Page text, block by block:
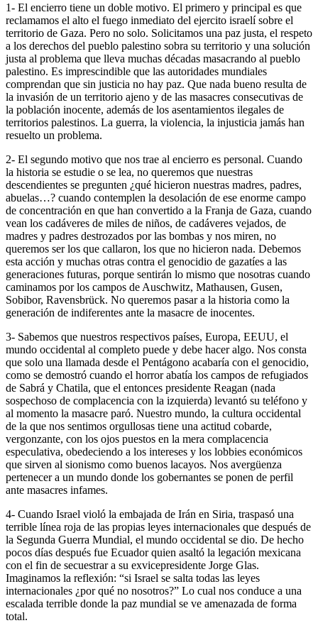
1- El encierro tiene un doble motivo. El primero y principal es que
reclamamos el alto el fuego inmediato del ejercito israelí sobre el
territorio de Gaza. Pero no solo. Solicitamos una paz justa, el respeto
a los derechos del pueblo palestino sobra su territorio y una solución
justa al problema que lleva muchas décadas masacrando al pueblo
palestino. Es imprescindible que las autoridades mundiales
comprendan que sin justicia no hay paz. Que nada bueno resulta de
la invasión de un territorio ajeno y de las masacres consecutivas de
la población inocente, además de los asentamientos ilegales de
territorios palestinos. La guerra, la violencia, la injusticia jamás han
resuelto un problema.
2- El segundo motivo que nos trae al encierro es personal. Cuando
la historia se estudie o se lea, no queremos que nuestras
descendientes se pregunten ¿qué hicieron nuestras madres, padres,
abuelas…? cuando contemplen la desolación de ese enorme campo
de concentración en que han convertido a la Franja de Gaza, cuando
vean los cadáveres de miles de niños, de cadáveres vejados, de
madres y padres destrozados por las bombas y nos miren, no
queremos ser los que callaron, los que no hicieron nada. Debemos
esta acción y muchas otras contra el genocidio de gazatíes a las
generaciones futuras, porque sentirán lo mismo que nosotras cuando
caminamos por los campos de Auschwitz, Mathausen, Gusen,
Sobibor, Ravensbrück. No queremos pasar a la historia como la
generación de indiferentes ante la masacre de inocentes.
3- Sabemos que nuestros respectivos países, Europa, EEUU, el
mundo occidental al completo puede y debe hacer algo. Nos consta
que solo una llamada desde el Pentágono acabaría con el genocidio,
como se demostró cuando el horror abatía los campos de refugiados
de Sabrá y Chatila, que el entonces presidente Reagan (nada
sospechoso de complacencia con la izquierda) levantó su teléfono y
al momento la masacre paró. Nuestro mundo, la cultura occidental
de la que nos sentimos orgullosas tiene una actitud cobarde,
vergonzante, con los ojos puestos en la mera complacencia
especulativa, obedeciendo a los intereses y los lobbies económicos
que sirven al sionismo como buenos lacayos. Nos avergüenza
pertenecer a un mundo donde los gobernantes se ponen de perfil
ante masacres infames.
4- Cuando Israel violó la embajada de Irán en Siria, traspasó una
terrible línea roja de las propias leyes internacionales que después de
la Segunda Guerra Mundial, el mundo occidental se dio. De hecho
pocos días después fue Ecuador quien asaltó la legación mexicana
con el fin de secuestrar a su exvicepresidente Jorge Glas.
Imaginamos la reflexión: “si Israel se salta todas las leyes
internacionales ¿por qué no nosotros?” Lo cual nos conduce a una
escalada terrible donde la paz mundial se ve amenazada de forma
total.